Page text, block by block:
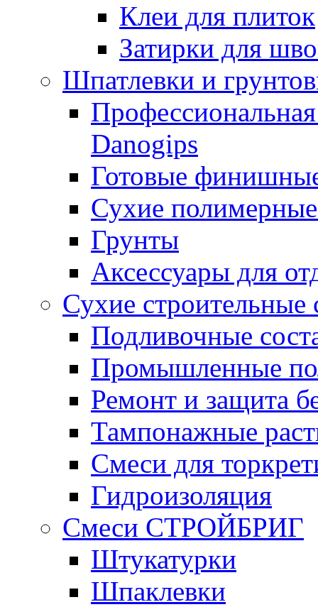
Клеи для плиток
Затирки для
Шпатлевки и
Danogips
Готовые
Сухие
Грунты
Аксессуары для
Сухие строительные
Подливочные
Промышленные
Ремонт и защита
Тампонажные
Смеси для
Гидроизоляция
Смеси СТРОЙБРИГ
Штукатурки
Шпаклевки